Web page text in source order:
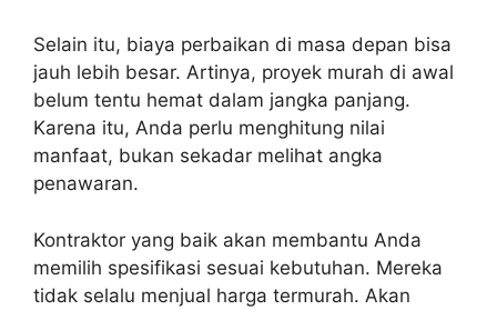
Selain itu, biaya perbaikan di masa depan bisa
jauh lebih besar. Artinya, proyek murah di awal
belum tentu hemat dalam jangka panjang.
Karena itu, Anda perlu menghitung nilai
manfaat, bukan sekadar melihat angka
penawaran.
Kontraktor yang baik akan membantu Anda
memilih spesifikasi sesuai kebutuhan. Mereka
tidak selalu menjual harga termurah. Akan